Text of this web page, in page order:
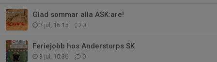
Glad sommar alla ASK:are!
3 jul, 16:15 0
Feriejobb hos Anderstorps SK
3 jul, 10:36 0